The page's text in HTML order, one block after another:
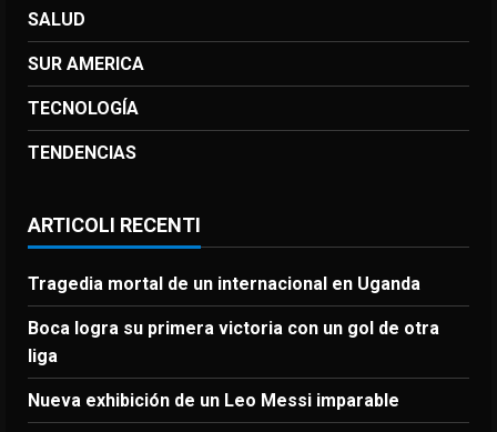
SALUD
SUR AMERICA
TECNOLOGÍA
TENDENCIAS
ARTICOLI RECENTI
Tragedia mortal de un internacional en Uganda
Boca logra su primera victoria con un gol de otra
liga
Nueva exhibición de un Leo Messi imparable